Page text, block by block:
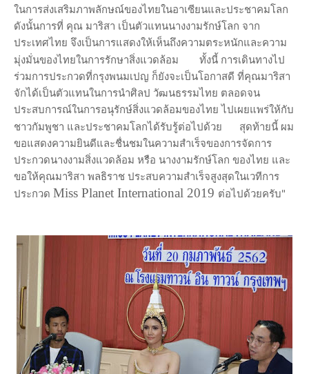
ในการส่งเสริมภาพลักษณ์ของไทยในอาเซียนและประชาคมโลก
ดังนั้นการที่ คุณ มาริสา เป็นตัวแทนนางงามรักษ์โลก จาก
ประเทศไทย จึงเป็นการแสดงให้เห็นถึงความตระหนักและความ
มุ่งมั่นของไทยในการรักษาสิ่งแวดล้อม
ทั้งนี้ การเดินทางไป
ร่วมการประกวดที่กรุงพนมเปญ ก็ยังจะเป็นโอกาสดี ที่คุณมาริสา
จักได้เป็นตัวแทนในการนำศิลป วัฒนธรรมไทย ตลอดจน
ประสบการณ์ในการอนุรักษ์สิ่งแวดล้อมของไทย ไปเผยแพร่ให้กับ
ชาวกัมพูชา และประชาคมโลกได้รับรู้ต่อไปด้วย
สุดท้ายนี้ ผม
ขอแสดงความยินดีและชื่นชมในความสำเร็จของการจัดการ
ประกวดนางงามสิ่งแวดล้อม หรือ นางงามรักษ์โลก ของไทย และ
ขอให้คุณมาริสา พลธิราช ประสบความสำเร็จสูงสุดในเวทีการ
ประกวด Miss Planet International 2019 ต่อไปด้วยครับ"